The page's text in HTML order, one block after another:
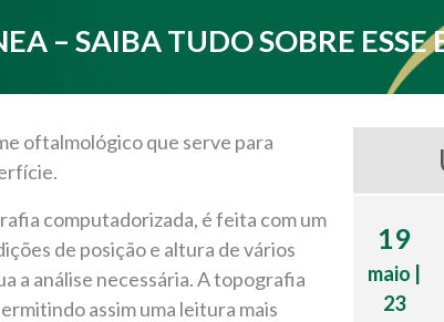
– SAIBA TUDO SOBRE ESSE
oftalmológico que serve para
computadorizada, é feita com um
de posição e altura de vários
a análise necessária. A topografia
assim uma leitura mais
19
maio |
23